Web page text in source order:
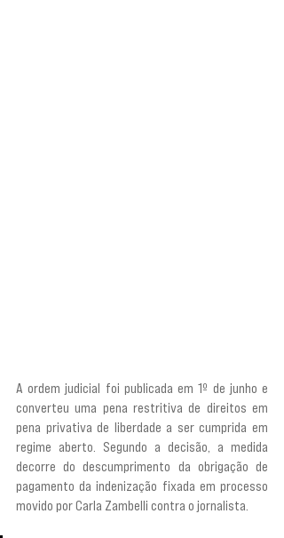
A ordem judicial foi publicada em 1º de junho e
converteu uma pena restritiva de direitos em
pena privativa de liberdade a ser cumprida em
regime aberto. Segundo a decisão, a medida
decorre do descumprimento da obrigação de
pagamento da indenização fixada em processo
movido por Carla Zambelli contra o jornalista.